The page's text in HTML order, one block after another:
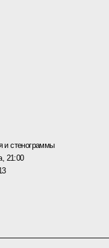
и стенограммы
21:00